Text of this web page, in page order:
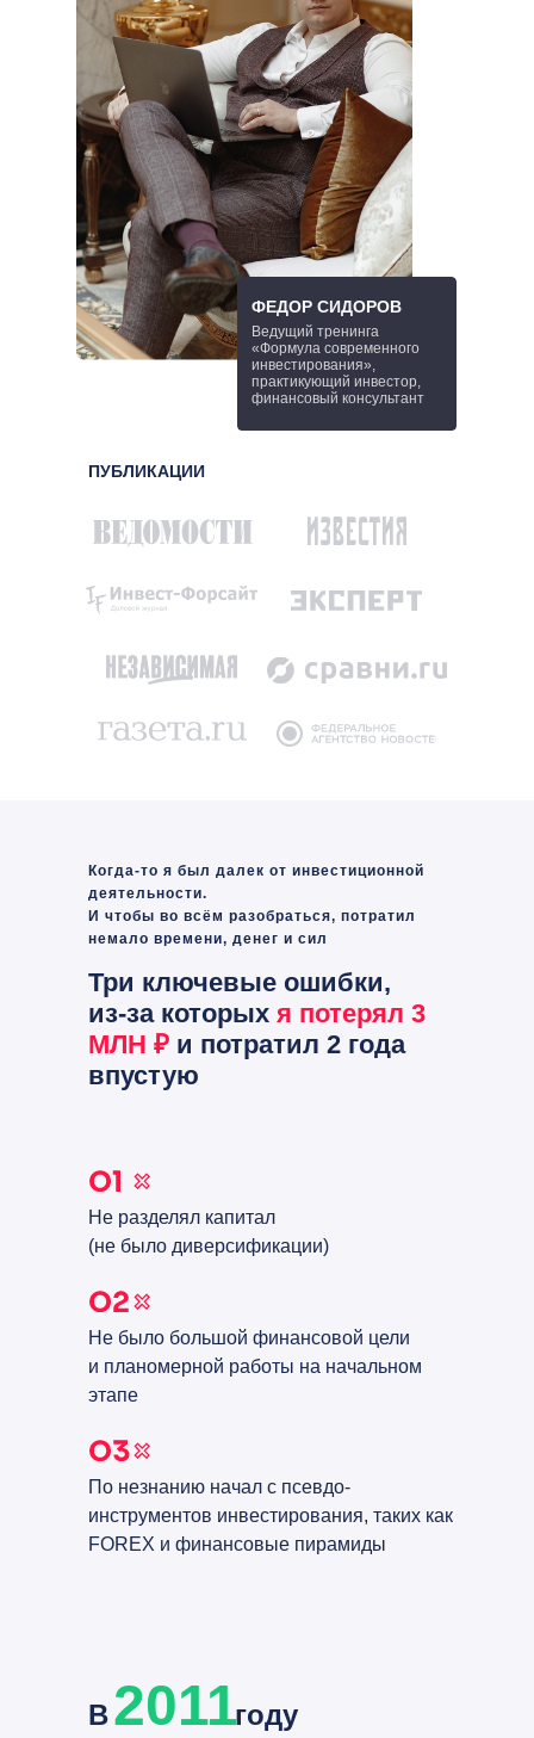
ФЕДОР СИДОРОВ
Ведущий тренинга
«Формула современного
инвестирования»,
практикующий инвестор,
финансовый консультант
ПУБЛИКАЦИИ
Три ключевые ошибки,
из-за которых я потерял 3
МЛН ₽ и потратил 2 года
впустую
Когда-то я был далек от инвестиционной
деятельности.
И чтобы во всём разобраться, потратил
немало времени, денег и сил
Не было большой финансовой цели
и планомерной работы на начальном
этапе
По незнанию начал с псевдо-
инструментов инвестирования, таких как
FOREX и финансовые пирамиды
Не разделял капитал
(не было диверсификации)
В
году
2011